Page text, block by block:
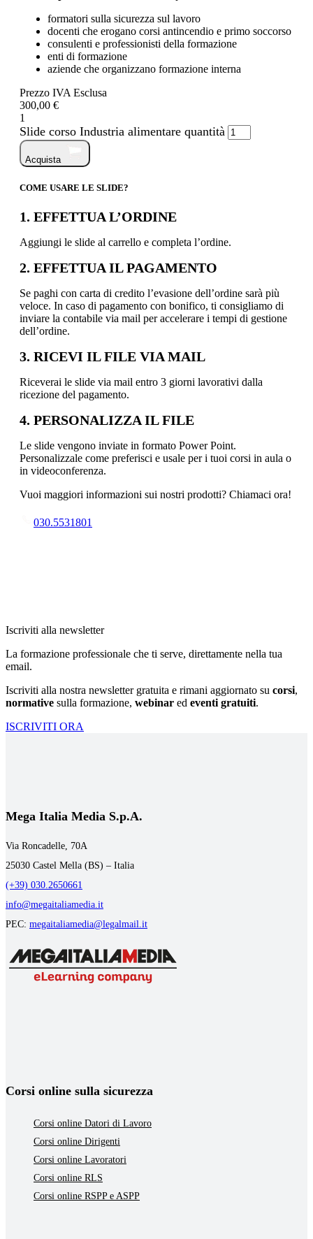
formatori sulla sicurezza sul lavoro
docenti che erogano corsi antincendio e primo soccorso
consulenti e professionisti della formazione
enti di formazione
aziende che organizzano formazione interna
Prezzo IVA Esclusa
300,00 €
1
Slide corso Industria alimentare quantità
Acquista
COME USARE LE SLIDE?
1. EFFETTUA L’ORDINE
Aggiungi le slide al carrello e completa l’ordine.
2. EFFETTUA IL PAGAMENTO
Se paghi con carta di credito l’evasione dell’ordine sarà più
veloce. In caso di pagamento con bonifico, ti consigliamo di
inviare la contabile via mail per accelerare i tempi di gestione
dell’ordine.
3. RICEVI IL FILE VIA MAIL
Riceverai le slide via mail entro 3 giorni lavorativi dalla
ricezione del pagamento.
4. PERSONALIZZA IL FILE
Le slide vengono inviate in formato Power Point.
Personalizzale come preferisci e usale per i tuoi corsi in aula o
in videoconferenza.
Vuoi maggiori informazioni sui nostri prodotti? Chiamaci ora!
030.5531801
Iscriviti alla newsletter
La formazione professionale che ti serve, direttamente nella tua
email.
Iscriviti alla nostra newsletter gratuita e rimani aggiornato su corsi,
normative sulla formazione, webinar ed eventi gratuiti.
ISCRIVITI ORA
Mega Italia Media S.p.A.
Via Roncadelle, 70A
25030 Castel Mella (BS) – Italia
(+39) 030.2650661
info@megaitaliamedia.it
PEC: megaitaliamedia@legalmail.it
Corsi online sulla sicurezza
Corsi online Datori di Lavoro
Corsi online Dirigenti
Corsi online Lavoratori
Corsi online RLS
Corsi online RSPP e ASPP